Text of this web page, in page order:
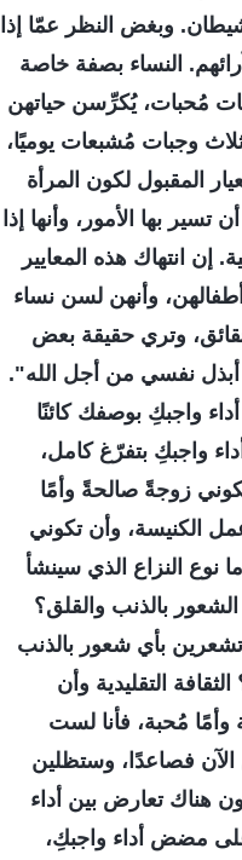
وبغض النظر عمّا إذا
النساء بصفة خاصة
مُحبات، يُكرِّسن حياتهن
وجبات مُشبعات يوميًا،
المقبول لكون المرأة
بها الأمور، وأنها إذا
إن انتهاك هذه المعايير
وأنهن لسن نساء
وتري حقيقة بعض
أبذل نفسي من أجل الله".
واجبكِ بوصفك كائنًا
واجبكِ بتفرّغ كامل،
زوجةً صالحةً وأمًا
الكنيسة، وأن تكوني
النزاع الذي سينشأ
بالذنب والقلق؟
بأي شعور بالذنب
التقليدية وأن
مُحبة، فأنا لست
فصاعدًا، وستظلين
هناك تعارض بين أداء
مضض أداء واجبكِ،